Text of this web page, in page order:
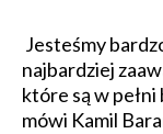
Jesteśmy
najbardziej
które są w
mówi Kamil